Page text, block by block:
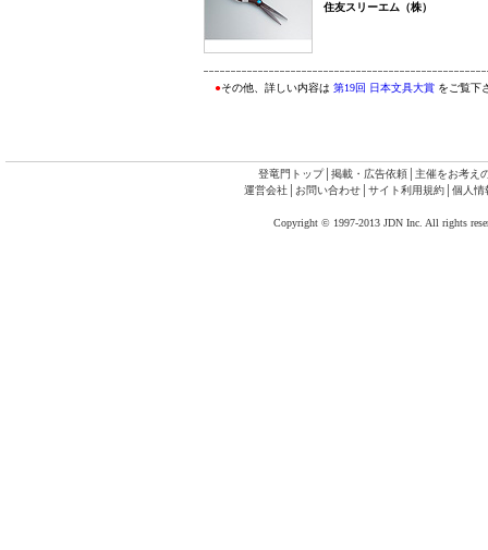
住友スリーエム（株）
●その他、詳しい内容は 第19回 日本文具大賞 をご覧下
登竜門トップ│ 掲載・広告依頼
主催をお考え
運営会社│ お問い合わせ│ サイト利用規約│ 個人情
Copyright © 1997-2013 JDN Inc. All rights